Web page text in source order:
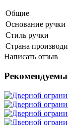
Общие
Основание ручки
Стиль ручки
Страна
Написать отзыв